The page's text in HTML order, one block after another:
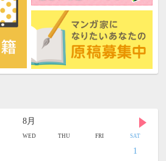
8月
WED THU FRI SAT
1